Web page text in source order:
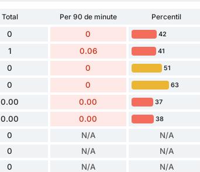
Total Per 90 de minute
Percentil
0 0 42
1 0.06 41
0 0 51
0 0 63
0.00 0.00 37
0.00 0.00 38
0 N/A N/A
0 N/A N/A
0 N/A N/A